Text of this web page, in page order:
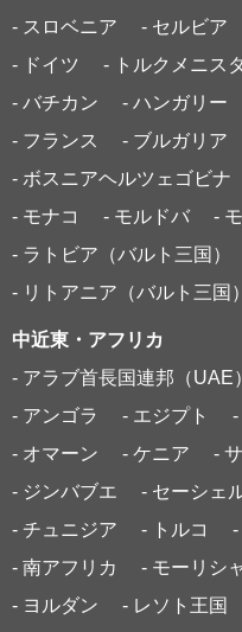
- スロベニア
- セルビア
- ドイツ
- トルクメニス
- バチカン
- ハンガリー
- フランス
- ブルガリア
- ボスニアヘルツェゴビナ
- モナコ
- モルドバ
-
- ラトビア（バルト三国）
- リトアニア（バルト三国）
中近東・アフリカ
- アラブ首長国連邦（UAE）
- アンゴラ
- エジプト
-
- オマーン
- ケニア -
- ジンバブエ
- セーシェ
- チュニジア
- トルコ -
- 南アフリカ
- モーリシ
- ヨルダン
- レソト王国